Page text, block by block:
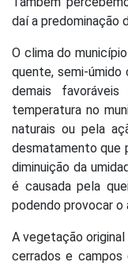
daí a predominação
O clima do
quente, semi-
demais
temperatura no
naturais ou pela
desmatamento que
diminuição da
é causada pela
podendo provocar o
A vegetação original
cerrados e campos